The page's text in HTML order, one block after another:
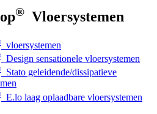
® Vloersystemen
vloersystemen
Design sensationele vloersystemen
Stato geleidende/dissipatieve
E.lo laag oplaadbare vloersystemen